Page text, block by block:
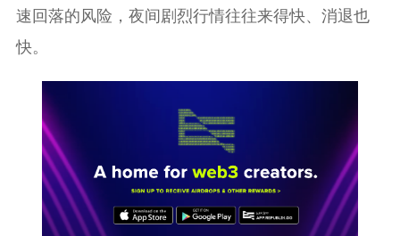
速回落的风险，夜间剧烈行情往往来得快、消退也
快。